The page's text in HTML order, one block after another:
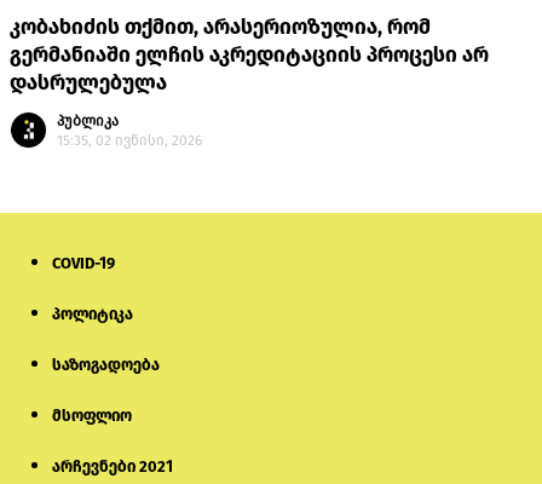
კობახიძის თქმით, არასერიოზულია, რომ
გერმანიაში ელჩის აკრედიტაციის პროცესი არ
დასრულებულა
პუბლიკა
15:35, 02 ივნისი, 2026
COVID-19
პოლიტიკა
საზოგადოება
მსოფლიო
არჩევნები 2021